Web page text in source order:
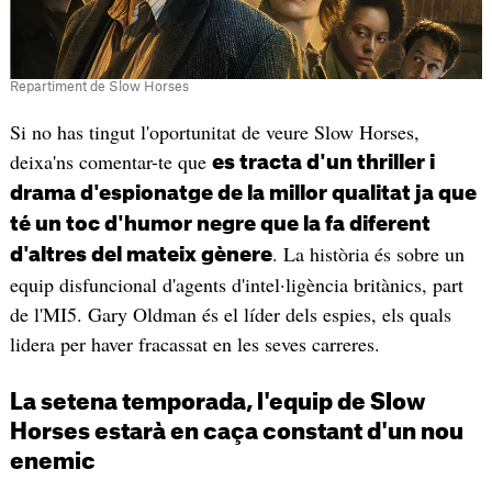
Repartiment de Slow Horses
Si no has tingut l'oportunitat de veure Slow Horses,
deixa'ns comentar-te que es tracta d'un thriller i
drama d'espionatge de la millor qualitat ja que
té un toc d'humor negre que la fa diferent
d'altres del mateix gènere. La història és sobre un
equip disfuncional d'agents d'intel·ligència britànics, part
de l'MI5. Gary Oldman és el líder dels espies, els quals
lidera per haver fracassat en les seves carreres.
La setena temporada, l'equip de Slow
Horses estarà en caça constant d'un nou
enemic